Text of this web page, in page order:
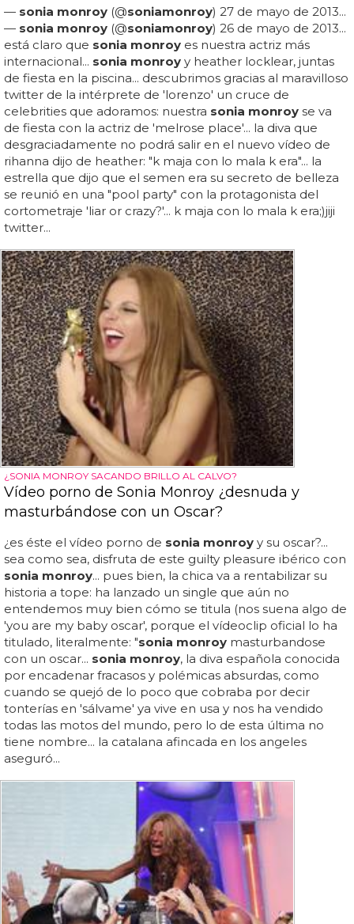
— sonia monroy (@soniamonroy) 27 de mayo de 2013...
— sonia monroy (@soniamonroy) 26 de mayo de 2013...
está claro que sonia monroy es nuestra actriz más
internacional... sonia monroy y heather locklear, juntas
de fiesta en la piscina... descubrimos gracias al maravilloso
twitter de la intérprete de 'lorenzo' un cruce de
celebrities que adoramos: nuestra sonia monroy se va
de fiesta con la actriz de 'melrose place'... la diva que
desgraciadamente no podrá salir en el nuevo vídeo de
rihanna dijo de heather: "k maja con lo mala k era"... la
estrella que dijo que el semen era su secreto de belleza
se reunió en una "pool party" con la protagonista del
cortometraje 'liar or crazy?'... k maja con lo mala k era;)jiji
twitter...
¿SONIA MONROY SACANDO BRILLO AL CALVO?
Vídeo porno de Sonia Monroy ¿desnuda y
masturbándose con un Oscar?
¿es éste el vídeo porno de sonia monroy y su oscar?...
sea como sea, disfruta de este guilty pleasure ibérico con
sonia monroy... pues bien, la chica va a rentabilizar su
historia a tope: ha lanzado un single que aún no
entendemos muy bien cómo se titula (nos suena algo de
'you are my baby oscar', porque el vídeoclip oficial lo ha
titulado, literalmente: "sonia monroy masturbandose
con un oscar... sonia monroy, la diva española conocida
por encadenar fracasos y polémicas absurdas, como
cuando se quejó de lo poco que cobraba por decir
tonterías en 'sálvame' ya vive en usa y nos ha vendido
todas las motos del mundo, pero lo de esta última no
tiene nombre... la catalana afincada en los angeles
aseguró...